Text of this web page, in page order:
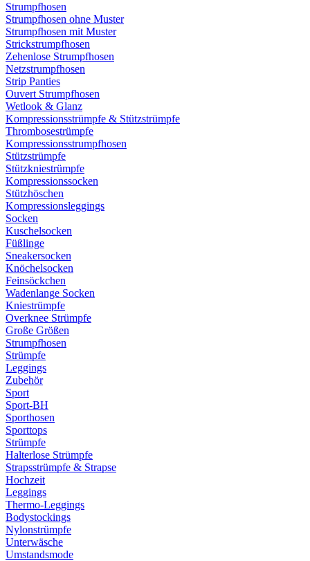
Strumpfhosen
Strumpfhosen ohne Muster
Strumpfhosen mit Muster
Strickstrumpfhosen
Zehenlose Strumpfhosen
Netzstrumpfhosen
Strip Panties
Ouvert Strumpfhosen
Wetlook & Glanz
Kompressionsstrümpfe & Stützstrümpfe
Thrombosestrümpfe
Kompressionsstrumpfhosen
Stützstrümpfe
Stützkniestrümpfe
Kompressionssocken
Stützhöschen
Kompressionsleggings
Socken
Kuschelsocken
Füßlinge
Sneakersocken
Knöchelsocken
Feinsöckchen
Wadenlange Socken
Kniestrümpfe
Overknee Strümpfe
Große Größen
Strumpfhosen
Strümpfe
Leggings
Zubehör
Sport
Sport-BH
Sporthosen
Sporttops
Strümpfe
Halterlose Strümpfe
Strapsstrümpfe & Strapse
Hochzeit
Leggings
Thermo-Leggings
Bodystockings
Nylonstrümpfe
Unterwäsche
Umstandsmode